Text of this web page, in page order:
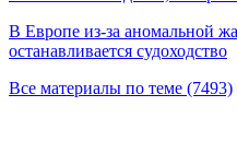
В Европе из-за аномальной
останавливается судоходство
Все материалы по теме (7493)